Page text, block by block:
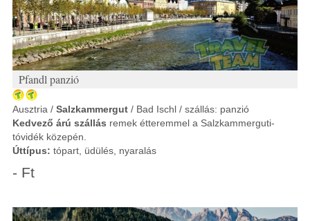
Pfandl panzió
Ausztria / Salzkammergut / Bad Ischl / szállás: panzió
Kedvező árú szállás remek étteremmel a Salzkammerguti-
tóvidék közepén.
Úttípus: tópart, üdülés, nyaralás
- Ft